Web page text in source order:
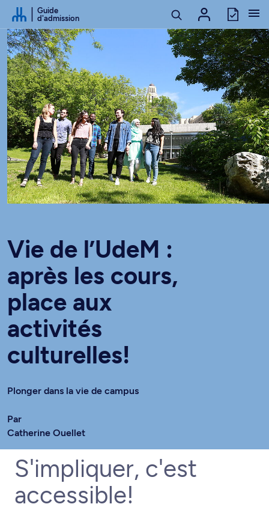
Passer au contenu
Guide
d'admission
Vie de l’UdeM :
après les cours,
place aux
activités
culturelles!
Plonger dans la vie de campus
Par
Catherine Ouellet
S'impliquer, c'est
accessible!